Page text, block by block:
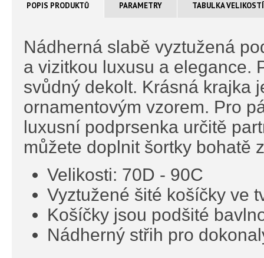
POPIS PRODUKTŮ PARAMETRY TABULKA
Nádherná slabě vyztužená
a vizitkou luxusu a elegance.
svůdný dekolt. Krásná krajka
ornamentovým vzorem. Pro
luxusní podprsenka určitě
můžete doplnit šortky bohatě
Velikosti: 70D - 90C
Vyztužené šité košíčky ve
Košíčky jsou podšité
Nádherný střih pro